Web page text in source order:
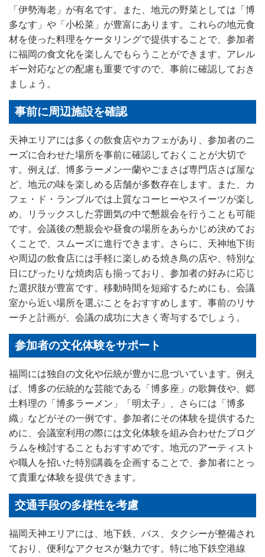
「伊勢海老」が有名です。また、地元の野菜としては「博
多なす」や「小松菜」が豊富にあります。これらの地元食
材を使った料理をケータリングで提供することで、参加者
に福岡の食文化を楽しんでもらうことができます。アレル
ギー対応などの配慮も重要ですので、事前に確認しておき
ましょう。
事前に周辺施設を確認
天神エリアには多くの飲食店やカフェがあり、参加者のニ
ーズに合わせた場所を事前に確認しておくことが大切で
す。例えば、博多ラーメン一蘭やごまさば専門店さば屋な
ど、地元の味を楽しめる店舗が多数存在します。また、カ
フェ・ド・ランブルでは上質なコーヒーやスイーツが楽し
め、リラックスした雰囲気の中で懇親会を行うことも可能
です。会議後の懇親会や昼食の場所をあらかじめ決めてお
くことで、スムーズに進行できます。さらに、天神地下街
や周辺の飲食店には手軽に楽しめる焼き鳥の店や、特別な
日にぴったりな焼肉店も揃っており、参加者の好みに応じ
た選択肢が豊富です。移動時間を短縮するためにも、会議
室から近い場所を選ぶことをおすすめします。事前のリサ
ーチと計画が、会議の成功に大きく寄与するでしょう。
参加者の文化体験をサポート
福岡には独自の文化や伝統が豊かに息づいています。例え
ば、博多の伝統的な芸能である「博多座」の歌舞伎や、郷
土料理の「博多ラーメン」「明太子」、さらには「博多
織」などがその一例です。参加者にその体験を提供するた
めに、会議室利用の際には文化体験を組み合わせたプログ
ラムを検討することもおすすめです。地元のアーティスト
や職人を招いた特別講義を企画することで、参加者にとっ
て貴重な体験を提供できます。
交通手段の多様性を考慮
福岡天神エリアには、地下鉄、バス、タクシーが整備され
ており、便利なアクセスが魅力です。特に地下鉄空港線